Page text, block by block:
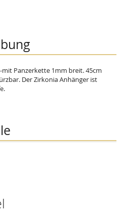
Panzerkette 1mm breit. 45cm
Der Zirkonia Anhänger ist